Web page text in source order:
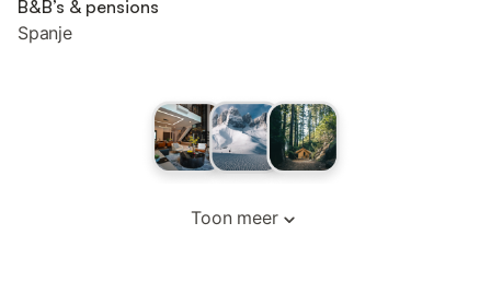
B&B’s & pensions
Spanje
Toon meer